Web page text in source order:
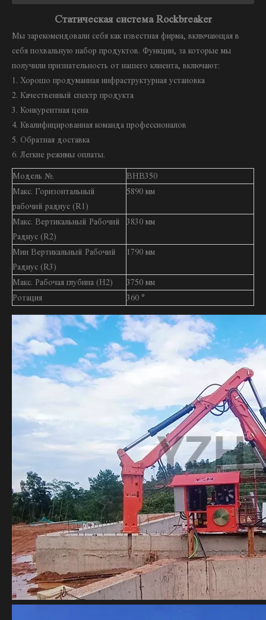
Статическая система Rockbreaker
Мы зарекомендовали себя как известная фирма, включающая в
себя похвальную набор продуктов. Функции, за которые мы
получили признательность от нашего клиента, включают:
1. Хорошо продуманная инфраструктурная установка
2. Качественный спектр продукта
3. Конкурентная цена
4. Квалифицированная команда профессионалов
5. Обратная доставка
6. Легкие режимы оплаты.
Модель №.
BHB350
Макс. Горизонтальный
рабочий радиус (R1)
5890 мм
Макс. Вертикальный Рабочий
Радиус (R2)
3830 мм
Мин Вертикальный Рабочий
Радиус (R3)
1790 мм
Макс. Рабочая глубина (H2)
3750 мм
Ротация
360 °